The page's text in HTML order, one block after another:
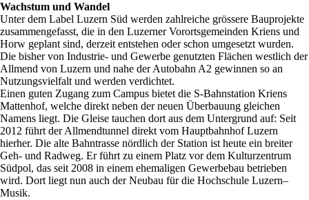
Wachstum und Wandel
Unter dem Label Luzern Süd werden zahlreiche grössere Bauprojekte
zusammengefasst, die in den Luzerner Vorortsgemeinden Kriens und
Horw geplant sind, derzeit entstehen oder schon umgesetzt wurden.
Die bisher von Industrie- und Gewerbe genutzten Flächen westlich der
Allmend von Luzern und nahe der Autobahn A2 gewinnen so an
Nutzungsvielfalt und werden verdichtet.
Einen guten Zugang zum Campus bietet die S-Bahnstation Kriens
Mattenhof, welche direkt neben der neuen Überbauung gleichen
Namens liegt. Die Gleise tauchen dort aus dem Untergrund auf: Seit
2012 führt der Allmendtunnel direkt vom Hauptbahnhof Luzern
hierher. Die alte Bahntrasse nördlich der Station ist heute ein breiter
Geh- und Radweg. Er führt zu einem Platz vor dem Kulturzentrum
Südpol, das seit 2008 in einem ehemaligen Gewerbebau betrieben
wird. Dort liegt nun auch der Neubau für die Hochschule Luzern–
Musik.